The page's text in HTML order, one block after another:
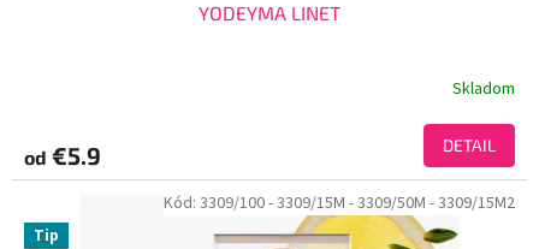
YODEYMA LINET
Skladom
od €5.9 DETAIL
Tip
Kód: 3309/100- 3309/15M - 3309/50M - 3309/15M2